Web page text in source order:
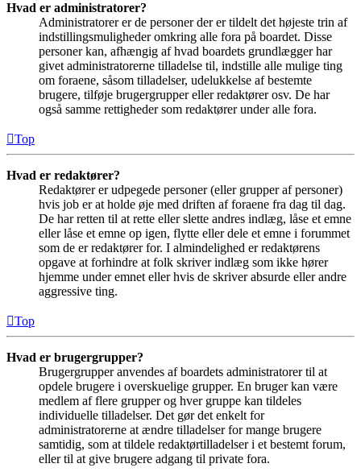
Hvad er administratorer?
Administratorer er de personer der er tildelt det højeste trin af
indstillingsmuligheder omkring alle fora på boardet. Disse
personer kan, afhængig af hvad boardets grundlægger har
givet administratorerne tilladelse til, indstille alle mulige ting
om foraene, såsom tilladelser, udelukkelse af bestemte
brugere, tilføje brugergrupper eller redaktører osv. De har
også samme rettigheder som redaktører under alle fora.
Top
Hvad er redaktører?
Redaktører er udpegede personer (eller grupper af personer)
hvis job er at holde øje med driften af foraene fra dag til dag.
De har retten til at rette eller slette andres indlæg, låse et emne
eller låse et emne op igen, flytte eller dele et emne i forummet
som de er redaktører for. I almindelighed er redaktørens
opgave at forhindre at folk skriver indlæg som ikke hører
hjemme under emnet eller hvis de skriver absurde eller andre
aggressive ting.
Top
Hvad er brugergrupper?
Brugergrupper anvendes af boardets administratorer til at
opdele brugere i overskuelige grupper. En bruger kan være
medlem af flere grupper og hver gruppe kan tildeles
individuelle tilladelser. Det gør det enkelt for
administratorerne at ændre tilladelser for mange brugere
samtidig, som at tildele redaktørtilladelser i et bestemt forum,
eller til at give brugere adgang til private fora.